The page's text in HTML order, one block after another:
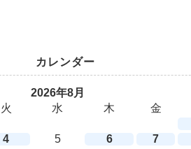
カレンダー
2026年8月
火 水 木 金
4 5 6 7